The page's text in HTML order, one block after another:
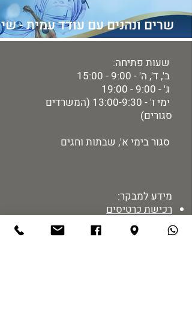
שרים ונהנים עם עודד עמית -
של גדולי הזמר מהסרטים
שעות פתיחה:
ב', ד', ה' - 9:00 - 15:00
ג' - 9:00 - 19:00
ימי ו' - 13:00-9:30 (המשרדים
סגורים)
סגור בימי א', שבתות וחגים
מידע למבקר:
רכישת כרטיסים
מיקום ותחבורה
הזמנת הדרכות